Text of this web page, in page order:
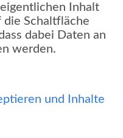
Inhalt
die Schaltfläche
dabei Daten an
werden.
und Inhalte